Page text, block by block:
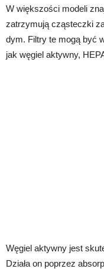
W większości modeli
zatrzymują cząsteczki
dym. Filtry te mogą być
jak węgiel aktywny,
Węgiel aktywny jest
Działa on poprzez